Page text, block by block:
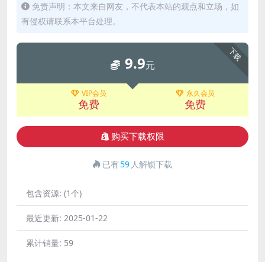
免责声明：本文来自网友，不代表本站的观点和立场，如
有侵权请联系本平台处理。
下载
9.9元
VIP会员
免费
永久会员
免费
购买下载权限
已有59 人解锁下载
包含资源: (1个)
最近更新: 2025-01-22
累计销量: 59